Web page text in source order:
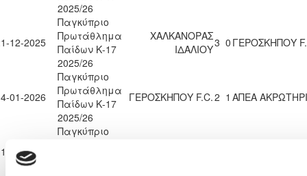
2025/26
12-2025
Παγκύπριο
Πρωτάθλημα
Παίδων Κ-17
2025/26
ΧΑΛΚΑΝΟΡΑΣ
ΙΔΑΛΙΟΥ3 0 ΓΕΡΟΣΚΗΠΟΥ
01-2026
Παγκύπριο
Πρωτάθλημα
Παίδων Κ-17
2025/26
ΓΕΡΟΣΚΗΠΟΥ F.C.2 1 ΑΠΕΑ
01-2026
Παγκύπριο